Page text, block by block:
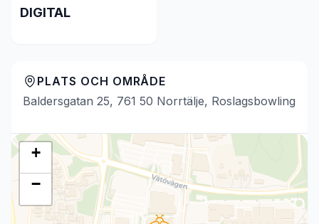
DIGITAL
PLATS OCH OMRÅDE
Baldersgatan 25, 761 50 Norrtälje, Roslagsbowling
+
−